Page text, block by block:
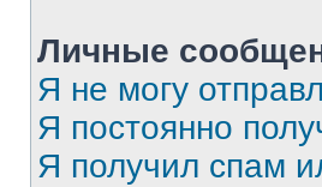
Личные
Я не могу
Я постоянно
Я получил спам